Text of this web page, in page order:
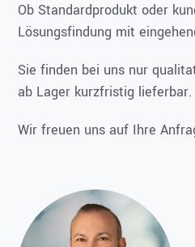
Ob Standardprodukt oder
Lösungsfindung mit
Sie finden bei uns nur
ab Lager kurzfristig lieferbar.
Wir freuen uns auf Ihre